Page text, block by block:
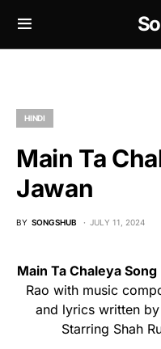
HINDI
Main Ta
Jawan
BY SONGSHUB JULY 11, 2024
Main Ta Chaleya Song
Rao with music
and lyrics written
Starring Shah